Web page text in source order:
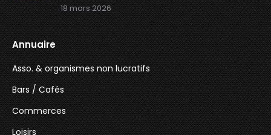
18 mars 2026
Annuaire
Asso. & organismes non lucratifs
Bars / Cafés
Commerces
Loisirs